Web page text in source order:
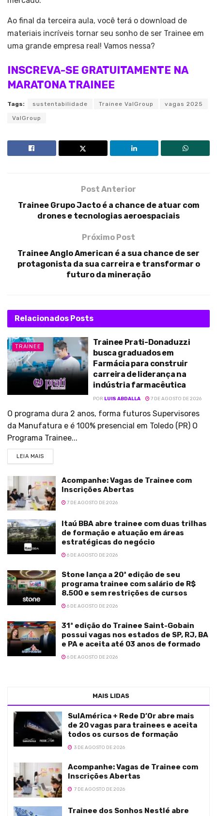
Ao final da terceira aula, você terá o download de
materiais incríveis tornar seu sonho de ser Trainee em
uma grande empresa real! Vamos nessa?
INSCREVA-SE GRATUITAMENTE NA
MARATONA TRAINEE
Tags: sustentabilidade Trainee ValGroup vagas 2025
ValGroup
Post Anterior
Trainee Grupo Jacto é a chance de atuar com
drones e tecnologias aeroespaciais
Próximo Post
Trainee Anglo American é a sua chance de ser
protagonista da sua carreira e transformar o
futuro da mineração
Relacionados Posts
TRAINEE
Trainee Prati-Donaduzzi
busca graduados em
Farmácia para construir
carreira de liderança na
indústria farmacêutica
POR LUIS ABDALLA 7 DE AGOSTO DE 2026
O programa dura 2 anos, forma futuros Supervisores
da Manufatura e é 100% presencial em Toledo (PR) O
Programa Trainee...
LEIA MAIS
Acompanhe: Vagas de Trainee com
Inscrições Abertas
7 DE AGOSTO DE 2026
Itaú BBA abre trainee com duas trilhas
de formação e atuação em áreas
estratégicas do negócio
6 DE AGOSTO DE 2026
Stone lança a 20ª edição de seu
programa trainee com salário de R$
8.500 e sem restrições de cursos
6 DE AGOSTO DE 2026
31ª edição do Trainee Saint-Gobain
possui vagas nos estados de SP, RJ, BA
e PA e aceita até 03 anos de formado
6 DE AGOSTO DE 2026
MAIS LIDAS
SulAmérica + Rede D’Or abre mais
de 20 vagas para trainees e aceita
todos os cursos de formação
3 DE AGOSTO DE 2026
Acompanhe: Vagas de Trainee com
Inscrições Abertas
7 DE AGOSTO DE 2026
Trainee dos Sonhos Nestlé abre